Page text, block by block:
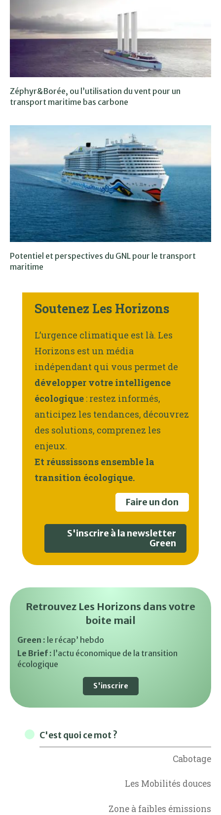
Zéphyr&Borée, ou l’utilisation du vent pour un
transport maritime bas carbone
Potentiel et perspectives du GNL pour le transport
maritime
Soutenez Les Horizons
L’urgence climatique est là. Les
Horizons est un média
indépendant qui vous permet de
développer votre intelligence
écologique : restez informés,
anticipez les tendances, découvrez
des solutions, comprenez les
enjeux.
Et réussissons ensemble la
transition écologique.
Faire un don
S'inscrire à la newsletter
Green
Retrouvez Les Horizons dans votre
boite mail
Green : le récap’ hebdo
Le Brief : l’actu économique de la transition
écologique
S'inscrire
C'est quoi ce mot ?
Cabotage
Les Mobilités douces
Zone à faibles émissions